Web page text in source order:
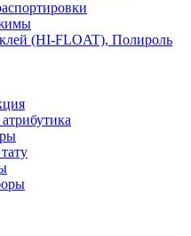
(HI-FLOAT), Полироль